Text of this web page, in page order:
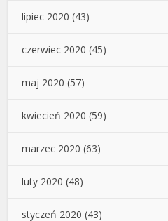
lipiec 2020 (43)
czerwiec 2020 (45)
maj 2020 (57)
kwiecień 2020 (59)
marzec 2020 (63)
luty 2020 (48)
styczeń 2020 (43)